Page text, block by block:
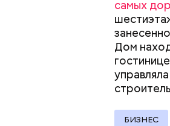
самых
Дом
БИЗНЕС
Вред